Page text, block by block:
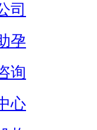
司
孕
询
心